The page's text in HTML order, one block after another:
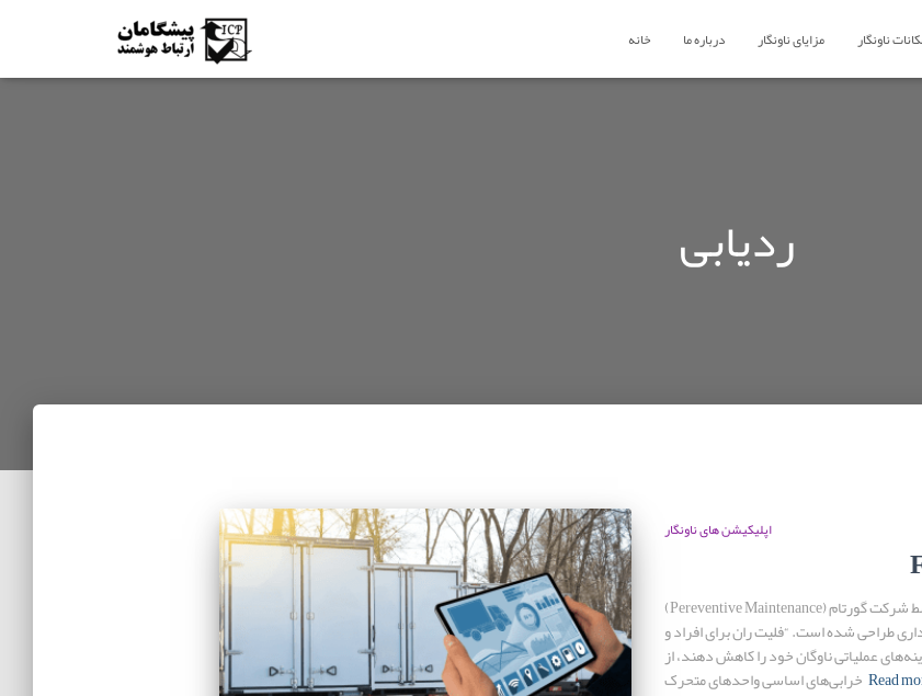
خانه درباره ما مزایای ناونگار ناونگار
ردیابی
اپلیکیشن های ناونگار
(Pereventive Maintenance) مدیریت تعمیر و نگهداری ناوگان اپلیکیشن “فلیت ران” توسط شرکت گورتام
طراحی شده است. “فلیت ران برای افراد و
عملیاتی ناوگان خود را کاهش دهند، از
خرابی‌های اساسی واحدهای متحرک Read